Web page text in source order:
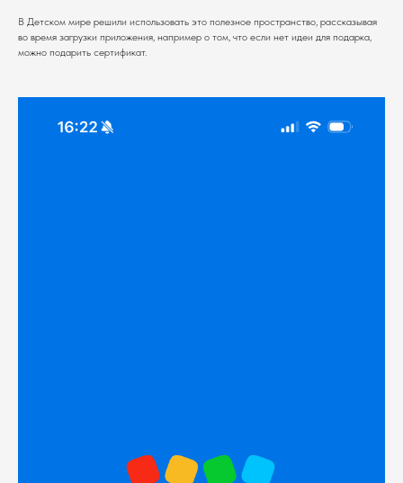
В Детском мире решили использовать это полезное пространство, рассказывая
во время загрузки приложения, например о том, что если нет идеи для подарка,
можно подарить сертификат.